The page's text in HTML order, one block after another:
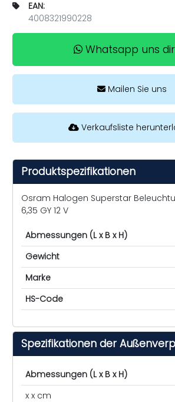
EAN:
4008321990228
Whatsapp uns
Mailen Sie uns
Verkaufsliste
Produktspezifikationen
Osram Halogen Superstar
6,35 GY 12 V
Abmessungen (L x B x H)
Gewicht
Marke
HS-Code
Spezifikationen der
Abmessungen (L x B x H)
x x cm